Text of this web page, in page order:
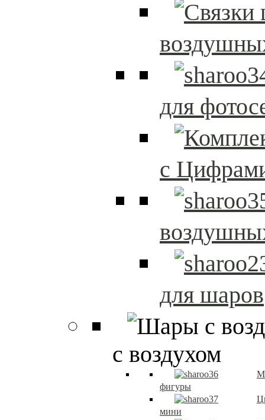
для
с
для шаров
с воздухом
фигуры
мини